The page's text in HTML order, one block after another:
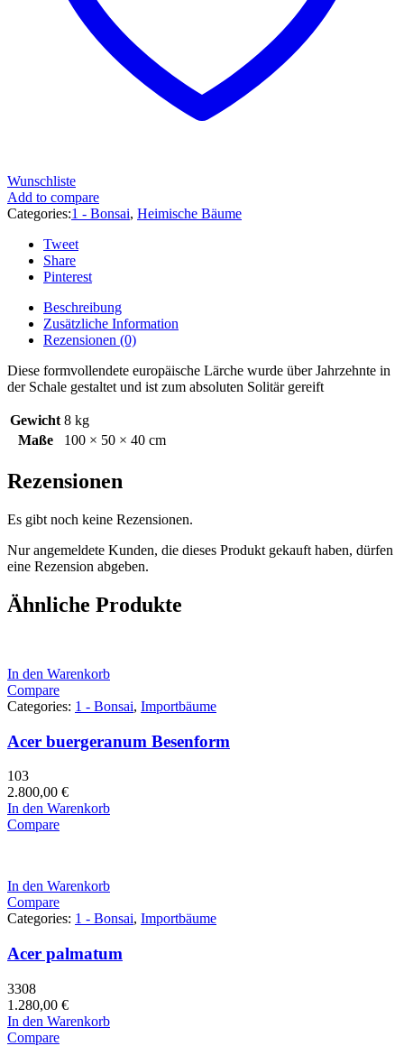
Wunschliste
Add to compare
Categories:1 - Bonsai, Heimische Bäume
Tweet
Share
Pinterest
Beschreibung
Zusätzliche Information
Rezensionen (0)
Diese formvollendete europäische Lärche wurde über Jahrzehnte in
der Schale gestaltet und ist zum absoluten Solitär gereift
Gewicht 8 kg
Maße
100 × 50 × 40 cm
Rezensionen
Es gibt noch keine Rezensionen.
Nur angemeldete Kunden, die dieses Produkt gekauft haben, dürfen
eine Rezension abgeben.
Ähnliche Produkte
In den Warenkorb
Compare
Categories: 1 - Bonsai, Importbäume
Acer buergeranum Besenform
103
2.800,00 €
In den Warenkorb
Compare
In den Warenkorb
Compare
Categories: 1 - Bonsai, Importbäume
Acer palmatum
3308
1.280,00 €
In den Warenkorb
Compare